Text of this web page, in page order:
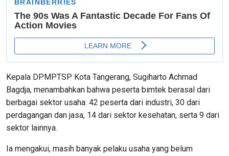
Kepala DPMPTSP Kota Tangerang, Sugiharto Achmad
Bagdja, menambahkan bahwa peserta bimtek berasal dari
berbagai sektor usaha: 42 peserta dari industri, 30 dari
perdagangan dan jasa, 14 dari sektor kesehatan, serta 9 dari
sektor lainnya.
Ia mengakui, masih banyak pelaku usaha yang belum